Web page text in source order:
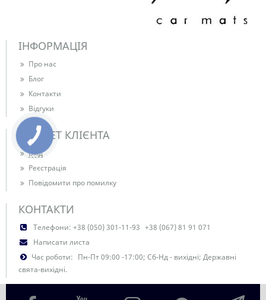
ІНФОРМАЦІЯ
Про нас
Блог
Контакти
Відгуки
КАБІНЕТ КЛІЄНТА
Вхід
Реєстрація
Повідомити про помилку
КОНТАКТИ
Телефони: +38 (050) 301-11-93 +38 (067) 81 91 071
Написати листа
Час роботи: Пн-Пт 09:00 -17:00; Сб-Нд - вихідні; Державні
свята-вихідні.